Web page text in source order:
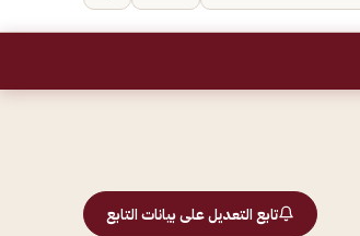
تابع التعديل على بيانات التابع